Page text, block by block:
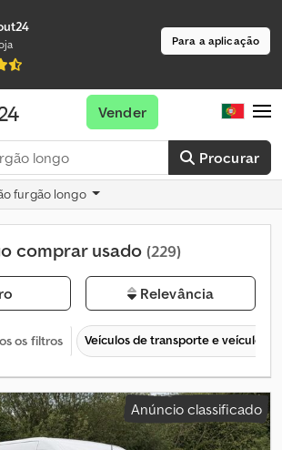
Para a aplicação
Procurar
Vender
furgão longo
comprar usado (229)
Relevância
os filtros Veículos de transporte e veículos
Anúncio classificado